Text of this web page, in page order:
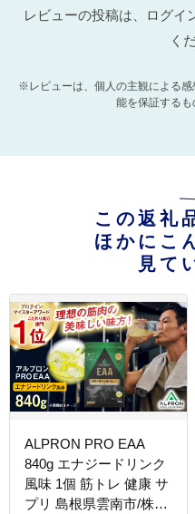
レビューの投稿は、ログイ
く
※レビューは、個人の主観による
能を保証するも
この返礼
ほかにこ
見て
ALPRON PRO EAA
840g エナジードリンク
風味 1個 筋トレ 健康 サ
プリ 島根県雲南市/株式